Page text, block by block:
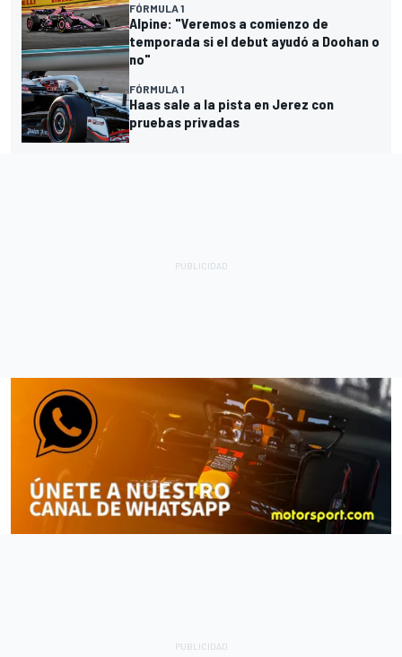
FÓRMULA 1
Alpine: "Veremos a comienzo de
temporada si el debut ayudó a Doohan o
no"
FÓRMULA 1
Haas sale a la pista en Jerez con
pruebas privadas